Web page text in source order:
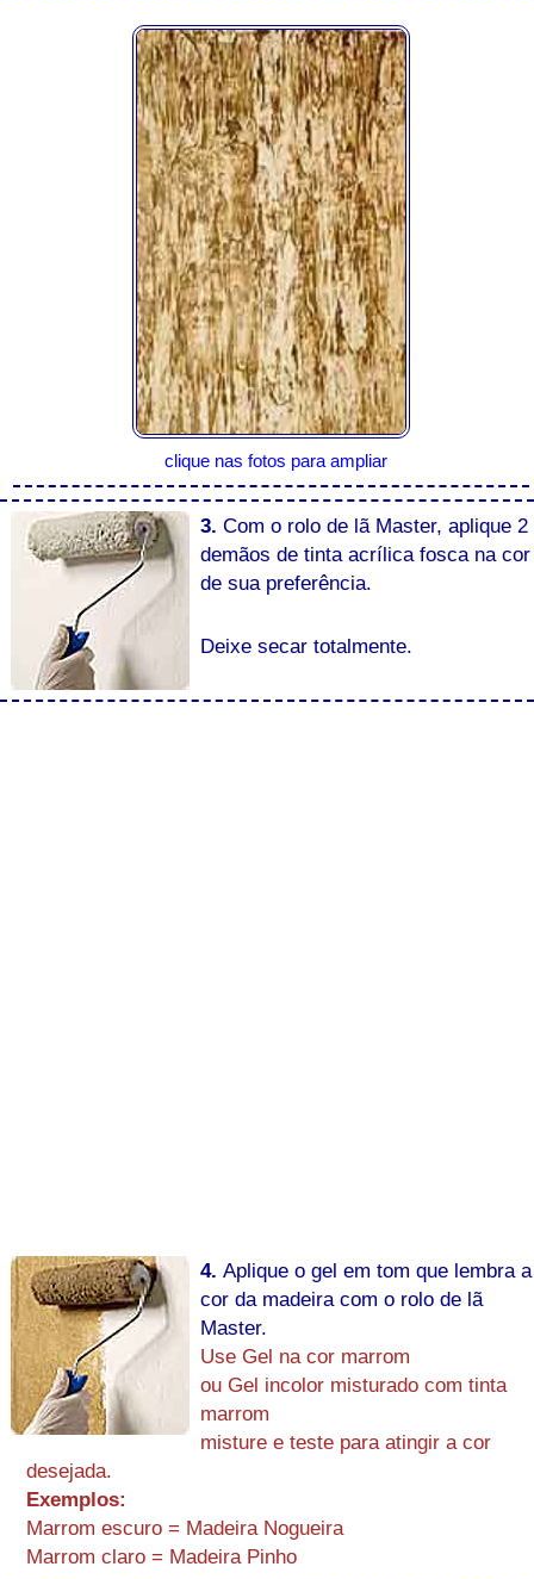
clique nas fotos para ampliar
3. Com o rolo de lã Master, aplique 2
demãos de tinta acrílica fosca na cor
de sua preferência.
Deixe secar totalmente.
4. Aplique o gel em tom que lembra a
cor da madeira com o rolo de lã
Master.
Use Gel na cor marrom
ou Gel incolor misturado com tinta
marrom
misture e teste para atingir a cor
desejada.
Exemplos:
Marrom escuro = Madeira Nogueira
Marrom claro = Madeira Pinho